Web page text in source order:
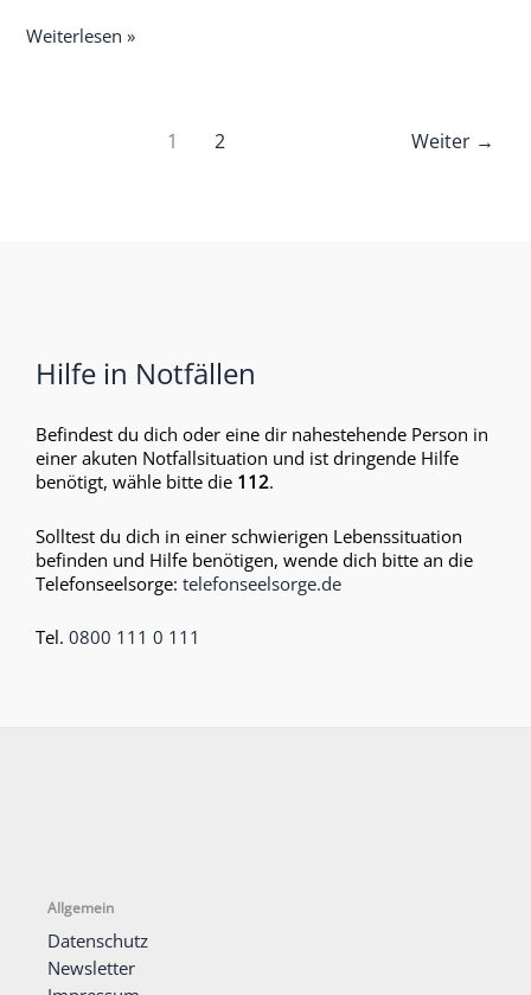
Weiterlesen »
1 2 Weiter →
Hilfe in Notfällen
Befindest du dich oder eine dir nahestehende Person in
einer akuten Notfallsituation und ist dringende Hilfe
benötigt, wähle bitte die 112.
Solltest du dich in einer schwierigen Lebenssituation
befinden und Hilfe benötigen, wende dich bitte an die
Telefonseelsorge: telefonseelsorge.de
Tel. 0800 111 0 111
Allgemein
Datenschutz
Newsletter